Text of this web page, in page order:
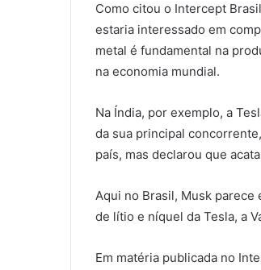
Como citou o Intercept
estaria interessado em
metal é fundamental na
na economia mundial.
Na Índia, por exemplo, a
da sua principal
país, mas declarou que
Aqui no Brasil, Musk
de lítio e níquel da Tesla, a
Em matéria publicada no